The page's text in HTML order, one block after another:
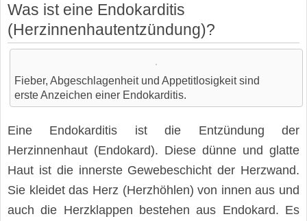
Was ist eine Endokarditis
(Herzinnenhautentzündung)?
Fieber, Abgeschlagenheit und Appetitlosigkeit sind
erste Anzeichen einer Endokarditis.
Eine Endokarditis ist die Entzündung der
Herzinnenhaut (Endokard). Diese dünne und glatte
Haut ist die innerste Gewebeschicht der Herzwand.
Sie kleidet das Herz (Herzhöhlen) von innen aus und
auch die Herzklappen bestehen aus Endokard. Es